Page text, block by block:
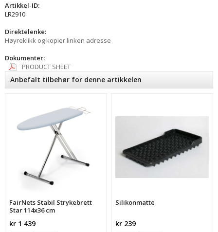
Artikkel-ID:
LR2910
Direktelenke:
Høyreklikk og kopier linken adresse
Dokumenter:
PRODUCT SHEET
Anbefalt tilbehør for denne artikkelen
FairNets Stabil Strykebrett
Star 114x36 cm
kr 1 439
Silikonmatte
kr 239